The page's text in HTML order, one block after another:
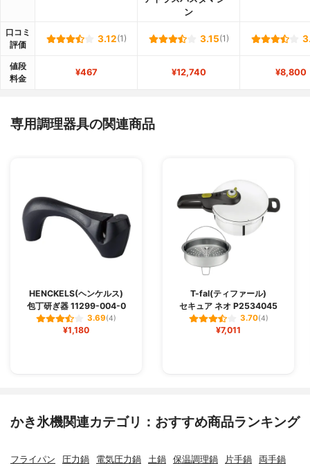
ン
口コミ
評価
3.12(1) 3.15(1)
値段
料金
¥467 ¥12,740 ¥8,800
専用調理器具の関連商品
HENCKELS(ヘンケルス)
包丁研ぎ器 11299-004-0
3.69(4)
¥1,180
T-fal(ティファール)
セキュア ネオ P2534045
3.70(4)
¥7,011
かき氷機関連カテゴリ：おすすめ商品ランキング
フライパン 圧力鍋 電気圧力鍋 土鍋 保温調理鍋 片手鍋 両手鍋